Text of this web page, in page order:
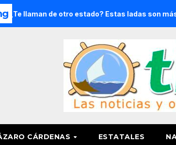
de otro estado? Estas ladas son más usadas
CÁRDENAS ESTATALES